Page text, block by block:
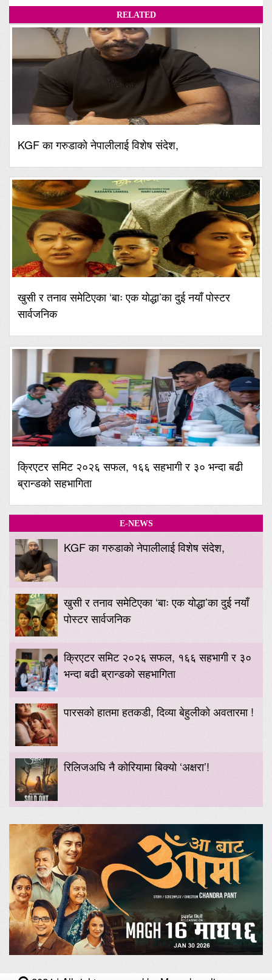
RELATED
KGF का गरुडाको नेपालीलाई विशेष संदेश,
खुसी र तनाव समेटिएका ‘बाः एक योद्धा’का दुई नयाँ पोस्टर
सार्वजनिक
क्रिएटर समिट २०२६ सफल, १६६ सहभागी र ३० भन्दा बढी
ब्रान्डको सहभागिता
E-NEWS
KGF का गरुडाको नेपालीलाई विशेष संदेश,
खुसी र तनाव समेटिएका ‘बाः एक योद्धा’का दुई नयाँ
पोस्टर सार्वजनिक
क्रिएटर समिट २०२६ सफल, १६६ सहभागी र ३०
भन्दा बढी ब्रान्डको सहभागिता
पारसको हातमा हतकडी, दिव्या बेहुलीको अवतारमा !
रिलिजअघि नै कोरियामा बिक्यो ‘अक्षरा’!